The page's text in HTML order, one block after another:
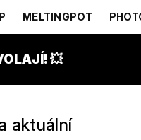
MELTINGPOT
💥
aktuální